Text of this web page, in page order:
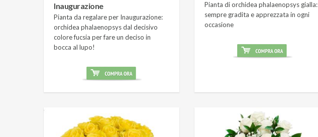
Inaugurazione
Pianta da regalare per Inaugurazione:
orchidea phalaenopsys dal decisivo
colore fucsia per fare un deciso in
bocca al lupo!
Pianta di orchidea phalaenopsys gialla:
sempre gradita e apprezzata in ogni
occasione